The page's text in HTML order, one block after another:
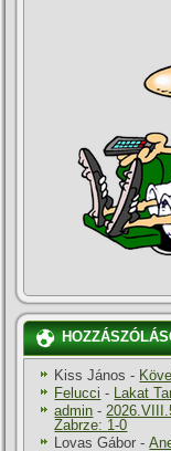
Kiss János -
Felucci -
Lakat
admin -
Zabrze: 1-0
Lovas Gábor -